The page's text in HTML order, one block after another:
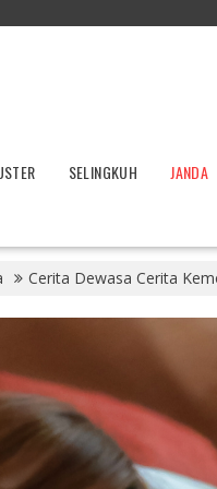
SELINGKUH JANDA
Cerita Dewasa Cerita